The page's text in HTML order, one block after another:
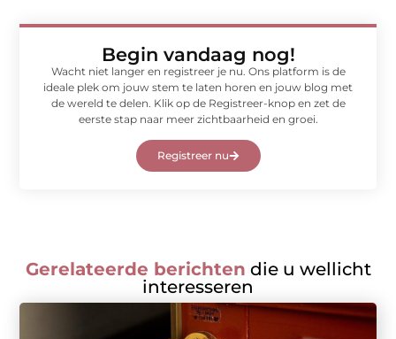
Begin vandaag nog!
Wacht niet langer en registreer je nu. Ons platform is de
ideale plek om jouw stem te laten horen en jouw blog met
de wereld te delen. Klik op de Registreer-knop en zet de
eerste stap naar meer zichtbaarheid en groei.
Registreer nu
Gerelateerde berichten die u wellicht
interesseren